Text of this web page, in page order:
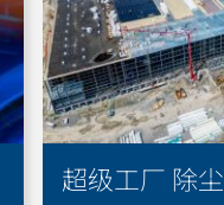
超级工厂 除尘